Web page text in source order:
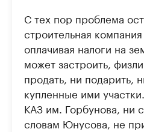
С тех пор проблема
строительная
оплачивая налоги на
может застроить,
продать, ни подарить,
купленные ими
КАЗ им. Горбунова, ни
словам Юнусова, не